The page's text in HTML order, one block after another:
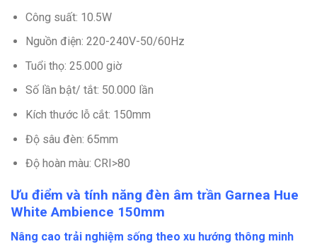
Công suất: 10.5W
Nguồn điện: 220-240V-50/60Hz
Tuổi thọ: 25.000 giờ
Số lần bật/ tắt: 50.000 lần
Kích thước lỗ cắt: 150mm
Độ sâu đèn: 65mm
Độ hoàn màu: CRI>80
Ưu điểm và tính năng đèn âm trần Garnea Hue
White Ambience 150mm
Nâng cao trải nghiệm sống theo xu hướng thông minh